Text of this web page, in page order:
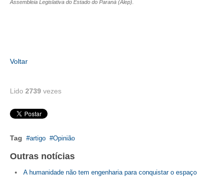
Assembleia Legislativa do Estado do Paraná (Alep).
Voltar
Lido 2739 vezes
Tag artigo Opinião
Outras notícias
A humanidade não tem engenharia para conquistar o espaço